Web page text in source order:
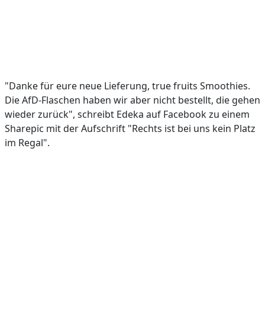
"Danke für eure neue Lieferung, true fruits Smoothies.
Die AfD-Flaschen haben wir aber nicht bestellt, die gehen
wieder zurück", schreibt Edeka auf Facebook zu einem
Sharepic mit der Aufschrift "Rechts ist bei uns kein Platz
im Regal".